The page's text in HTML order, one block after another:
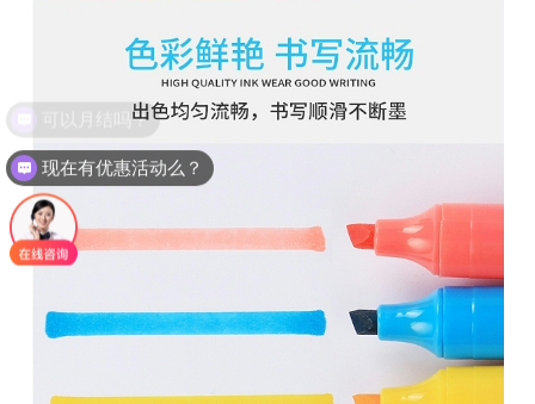
现在有优惠活动么？